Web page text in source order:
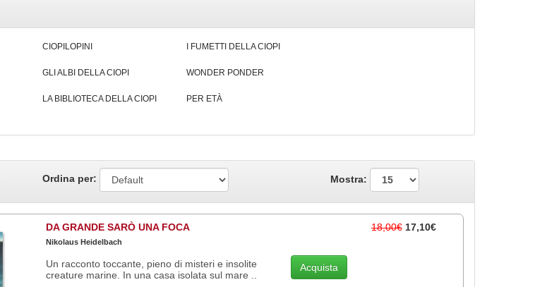
CIOPILOPINI
GLI ALBI DELLA CIOPI
LA BIBLIOTECA DELLA CIOPI
I FUMETTI DELLA CIOPI
WONDER PONDER
PER ETÀ
Ordina per: Mostra:
DA GRANDE SARÒ UNA FOCA
Nikolaus Heidelbach
Un racconto toccante, pieno di misteri e insolite
creature marine. In una casa isolata sul mare ..
18,00€ 17,10€
Acquista